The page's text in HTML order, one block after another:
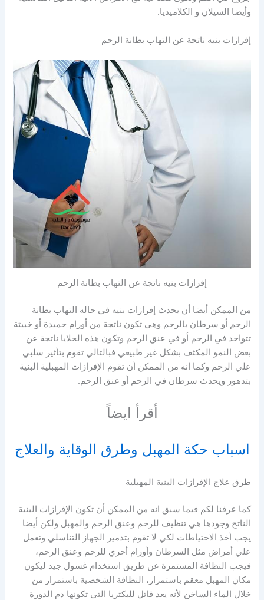
وأيضا السيلان و الكلاميديا.
إفرازات بنيه ناتجة عن التهاب بطانة الرحم
إفرازات بنيه ناتجة عن التهاب بطانة الرحم
من الممكن أيضا أن يحدث إفرازات بنيه في حاله التهاب بطانة
الرحم أو سرطان بالرحم وهي تكون ناتجة من أورام حميدة أو خبيثة
تتواجد في الرحم أو في عنق الرحم وتكون هذه الخلايا ناتجة عن
بعض النمو المكثف بشكل غير طبيعي فبالتالي تقوم بتأثير سلبي
علي الرحم وكما انه من الممكن أن تقوم الإفرازات المهبلية البنية
بتدهور ويحدث سرطان في الرحم أو عنق الرحم.
أقرأ ايضاً
اسباب حكة المهبل وطرق الوقاية والعلاج
طرق علاج الإفرازات البنية المهبلية
كما عرفنا لكم فيما سبق انه من الممكن أن تكون الإفرازات البنية
الناتج وجودها هي تنظيف للرحم وعنق الرحم والمهبل ولكن أيضا
يجب أخذ الاحتياطات لكي لا تقوم بتدمير الجهاز التناسلي وتعمل
علي أمراض مثل السرطان وأورام أخري للرحم وعنق الرحم،
فيجب النظافة المستمرة عن طريق استخدام غسول جيد ليكون
مكان المهبل معقم باستمرار، النظافة الشخصية باستمرار من
خلال الماء الساخن لأنه يعد قاتل للبكتريا التي تكونها دم الدورة